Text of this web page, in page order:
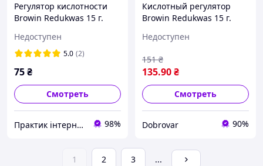
Регулятор кислотности
Browin Redukwas 15 г.
Недоступен
5.0 (2)
75₴
Смотреть
Практик інтернет магазин 98%
Кислотный регулятор
Browin Redukwas 15 г.
Недоступен
135.90₴
151 ₴
Смотреть
Dobrovar 90%
1 2 3 ...